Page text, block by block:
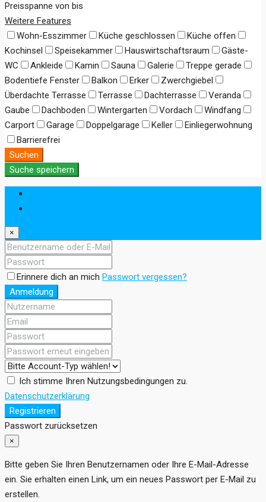
Preisspanne von bis
Weitere Features
Wohn-Esszimmer
Küche geschlossen
Küche offen
Kochinsel
Speisekammer Hauswirtschaftsraum
Gäste-
WC
Ankleide Kamin Sauna Galerie
Treppe gerade
Bodentiefe Fenster
Balkon Erker
Zwerchgiebel
Überdachte Terrasse
Terrasse Dachterrasse
Veranda
Gaube
Dachboden Wintergarten Vordach
Windfang
Carport
Garage Doppelgarage Keller
Einliegerwohnung
Barrierefrei
Suchen
Suche speichern
×
Erinnere dich an mich Passwort vergessen?
Anmeldung
Ich stimme Ihren Nutzungsbedingungen zu.
Datenschutzerklärung
Registrieren
Passwort zurücksetzen
×
Bitte geben Sie Ihren Benutzernamen oder Ihre E-Mail-Adresse
ein. Sie erhalten einen Link, um ein neues Passwort per E-Mail zu
erstellen.